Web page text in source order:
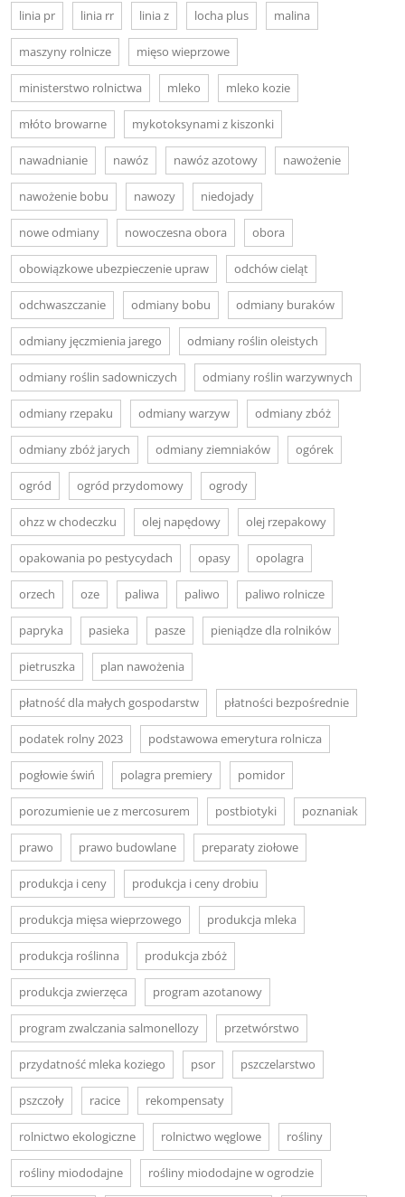
linia pr linia rr linia z locha plus malina
maszyny rolnicze mięso wieprzowe
ministerstwo rolnictwa mleko mleko kozie
młóto browarne mykotoksynami z kiszonki
nawadnianie nawóz nawóz azotowy nawożenie
nawożenie bobu nawozy niedojady
nowe odmiany nowoczesna obora obora
obowiązkowe ubezpieczenie upraw odchów cieląt
odchwaszczanie odmiany bobu odmiany buraków
odmiany jęczmienia jarego odmiany roślin oleistych
odmiany roślin sadowniczych odmiany roślin warzywnych
odmiany rzepaku odmiany warzyw odmiany zbóż
odmiany zbóż jarych odmiany ziemniaków ogórek
ogród ogród przydomowy ogrody
ohzz w chodeczku olej napędowy olej rzepakowy
opakowania po pestycydach opasy opolagra
orzech oze paliwa paliwo paliwo rolnicze
papryka pasieka pasze pieniądze dla rolników
pietruszka plan nawożenia
płatność dla małych gospodarstw płatności bezpośrednie
podatek rolny 2023 podstawowa emerytura rolnicza
pogłowie świń polagra premiery pomidor
porozumienie ue z mercosurem postbiotyki poznaniak
prawo prawo budowlane preparaty ziołowe
produkcja i ceny produkcja i ceny drobiu
produkcja mięsa wieprzowego produkcja mleka
produkcja roślinna produkcja zbóż
produkcja zwierzęca program azotanowy
program zwalczania salmonellozy przetwórstwo
przydatność mleka koziego psor pszczelarstwo
pszczoły racice rekompensaty
rolnictwo ekologiczne rolnictwo węglowe rośliny
rośliny miododajne rośliny miododajne w ogrodzie